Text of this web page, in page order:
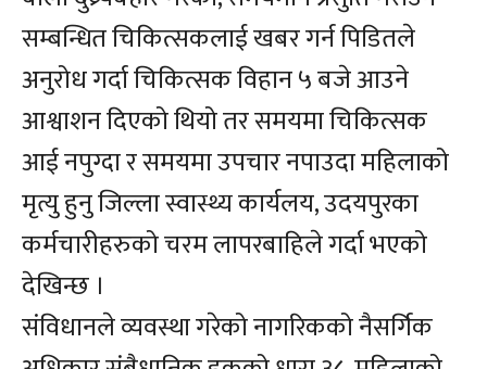
सम्बन्धित चिकित्सकलाई खबर गर्न पिडितले
अनुरोध गर्दा चिकित्सक विहान ५ बजे आउने
आश्वाशन दिएको थियो तर समयमा चिकित्सक
आई नपुग्दा र समयमा उपचार नपाउदा महिलाको
मृत्यु हुनु जिल्ला स्वास्थ्य कार्यलय, उदयपुरका
कर्मचारीहरुको चरम लापरबाहिले गर्दा भएको
देखिन्छ ।
संविधानले व्यवस्था गरेको नागरिकको नैसर्गिक